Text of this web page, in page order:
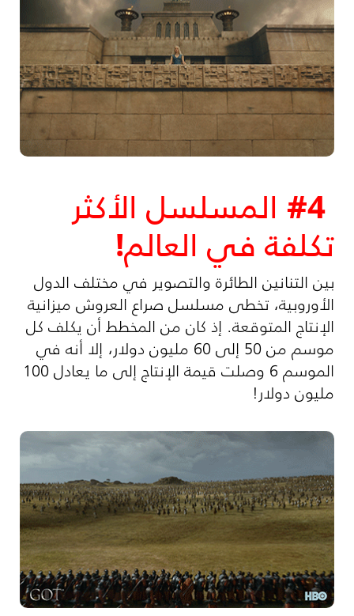
​#4 المسلسل الأكثر
تكلفة في العالم!
بين التنانين الطائرة والتصوير في مختلف الدول
الأوروبية، تخطى مسلسل صراع العروش ميزانية
الإنتاج المتوقعة. إذ كان من المخطط أن يكلف كل
موسم من 50 إلى 60 مليون دولار، إلا أنه في
الموسم 6 وصلت قيمة الإنتاج إلى ما يعادل 100
مليون دولار!